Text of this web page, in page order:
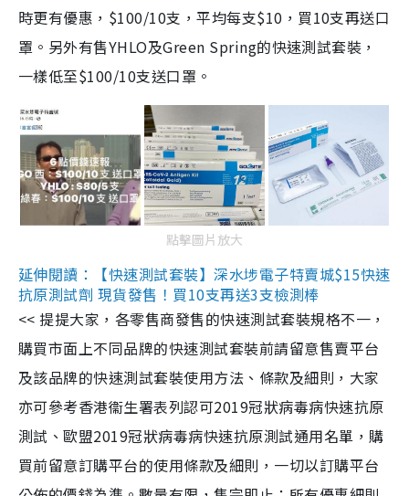
時更有優惠，$100/10支，平均每支$10，買10支再送口
罩。另外有售YHLO及Green Spring的快速測試套裝，
一樣低至$100/10支送口罩。
點擊圖片放大
延伸閱讀：【快速測試套裝】深水埗電子特賣城$15快速
抗原測試劑 現貨發售！買10支再送3支檢測棒
<< 提提大家，各零售商發售的快速測試套裝規格不一，
購買市面上不同品牌的快速測試套裝前請留意售賣平台
及該品牌的快速測試套裝使用方法、條款及細則，大家
亦可參考香港衞生署表列認可2019冠狀病毒病快速抗原
測試、歐盟2019冠狀病毒病快速抗原測試通用名單，購
買前留意訂購平台的使用條款及細則，一切以訂購平台